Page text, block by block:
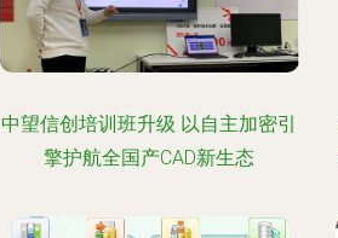
中望信创培训班升级 以自主加密引
擎护航全国产CAD新生态